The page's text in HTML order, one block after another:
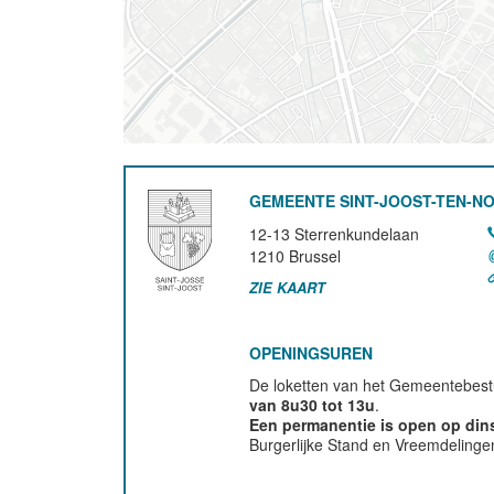
GEMEENTE SINT-JOOST-TEN-
12-13 Sterrenkundelaan
1210 Brussel
ZIE KAART
OPENINGSUREN
De loketten van het
van 8u30 tot 13u.
Een permanentie is open op
Burgerlijke Stand en